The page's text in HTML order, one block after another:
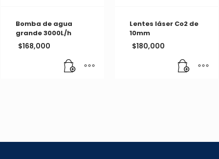
Bomba de agua
grande 3000L/h
$168,000
Lentes láser Co2 de
10mm
$180,000